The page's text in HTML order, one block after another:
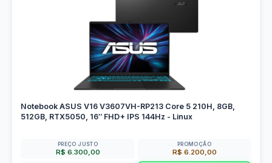
Notebook ASUS V16 V3607VH-RP213 Core 5 210H, 8GB,
512GB, RTX5050, 16″ FHD+ IPS 144Hz - Linux
PREÇO JUSTO
R$ 6.300,00
PROMOÇÃO
R$ 6.200,00